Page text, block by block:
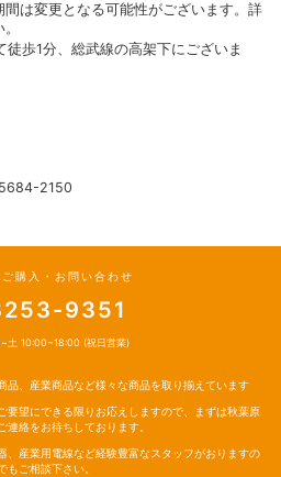
は変更となる可能性がございます。詳
歩1分、総武線の高架下にございま
2150
購入・お問い合わせ
9351
~土 10:00~18:00 (祝日営業)
品、産業商品など様々な商品を取り揃えています
要望にできる限りお応えしますので、まずは秋葉原
連絡をお待ちしております。
、産業用電線など経験豊富なスタッフがおりますの
もご相談下さい。